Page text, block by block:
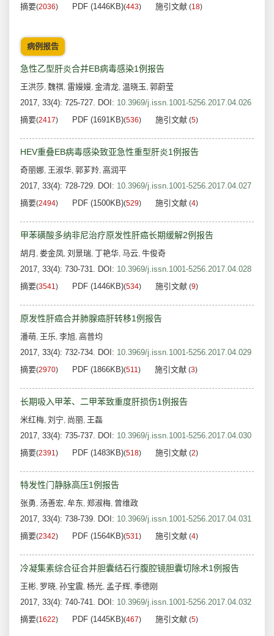
摘要(2036) PDF (1446KB)(443) 施引文献 (18)
病例报告
急性乙型肝炎合并EB病毒感染1例报告
王洪莎, 魏祺, 雷嫚嫚, 金清龙, 温晓玉, 郭蔚莹
2017, 33(4): 725-727. DOI: 10.3969/j.issn.1001-5256.2017.04.026
摘要(2417) PDF (1691KB)(536) 施引文献 (5)
HEV重叠EB病毒感染致亚急性重型肝炎1例报告
奇丽娜, 王淑华, 郭芗羚, 高润平
2017, 33(4): 728-729. DOI: 10.3969/j.issn.1001-5256.2017.04.027
摘要(2494) PDF (1500KB)(529) 施引文献 (4)
甲苯磺酸多纳非尼治疗原发性肝癌长期缓解2例报告
胡月 , 娄金凤, 刘景瑞, 丁艳华, 马云, 牛俊奇
2017, 33(4): 730-731. DOI: 10.3969/j.issn.1001-5256.2017.04.028
摘要(3541) PDF (1446KB)(534) 施引文献 (9)
原发性肝癌合并肺腺癌肝转移1例报告
潘萌, 王乐, 李旭, 高普均
2017, 33(4): 732-734. DOI: 10.3969/j.issn.1001-5256.2017.04.029
摘要(2970) PDF (1866KB)(511) 施引文献 (3)
长期吸入甲苯、二甲苯致重度肝损伤1例报告
米红梅, 刘宁, 尚丽, 王磊
2017, 33(4): 735-737. DOI: 10.3969/j.issn.1001-5256.2017.04.030
摘要(2391) PDF (1483KB)(518) 施引文献 (2)
特发性门静脉高压1例报告
张勇, 汤善宏, 牟东, 郑淑梅, 曾维政
2017, 33(4): 738-739. DOI: 10.3969/j.issn.1001-5256.2017.04.031
摘要(2342) PDF (1564KB)(531) 施引文献 (4)
冷凝集素综合征合并胆囊结石行腹腔镜胆囊切除术1例报告
王彬, 罗晓, 孙宝震, 杨光, 孟子辉, 季德刚
2017, 33(4): 740-741. DOI: 10.3969/j.issn.1001-5256.2017.04.032
摘要(1622) PDF (1445KB)(467) 施引文献 (5)